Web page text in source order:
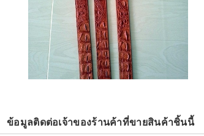
ข้อมูลติดต่อเจ้าของร้านค้าที่ขายสินค้าชิ้นนี้